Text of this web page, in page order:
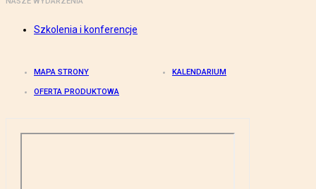
Szkolenia i konferencje
MAPA STRONY KALENDARIUM
OFERTA PRODUKTOWA